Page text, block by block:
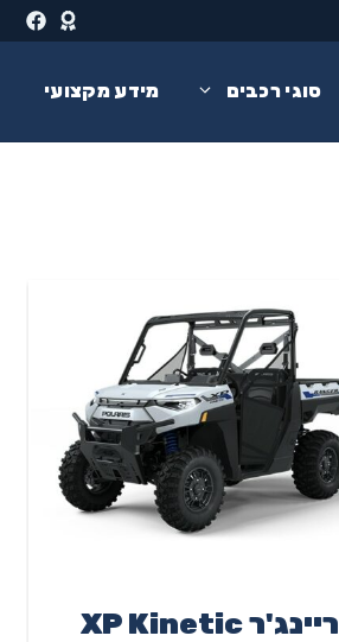
סוגי רכבים מידע מקצועי
ריינג'ר XP Kinetic